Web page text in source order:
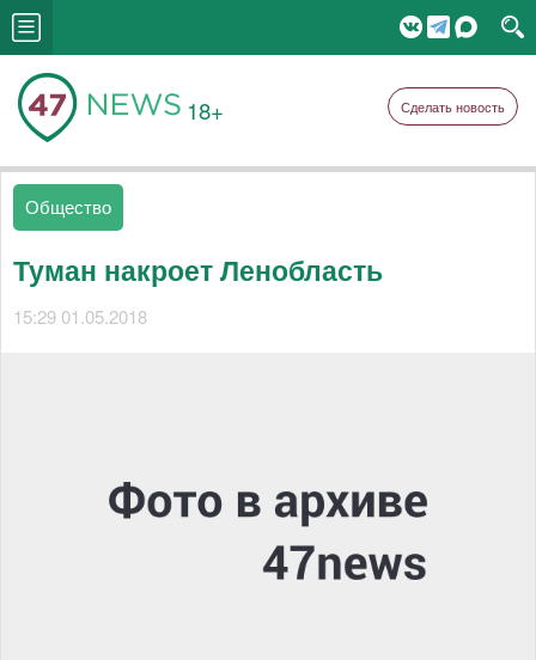
18+ Сделать новость
Общество
Туман накроет Ленобласть
15:29 01.05.2018